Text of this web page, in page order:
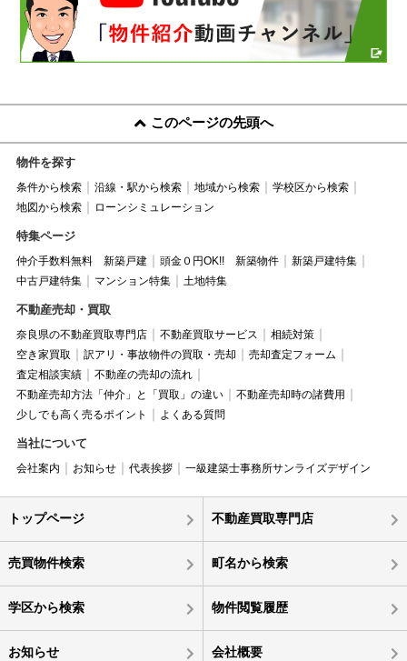
このページの先頭へ
物件を探す
条件から検索 沿線・駅から検索 地域から検索
学校区から検索
地図から検索
ローンシミュレーション
特集ページ
仲介手数料無料 新築戸建 頭金０円OK!! 新築物件
新築戸建特集
中古戸建特集
マンション特集 土地特集
不動産売却・買取
奈良県の不動産買取専門店 不動産買取サービス
相続対策
空き家買取
訳アリ・事故物件の買取・売却
売却査定フォーム
査定相談実績
不動産の売却の流れ
不動産売却方法「仲介」と「買取」の違い
不動産売却時の諸費用
少しでも高く売るポイント
よくある質問
当社について
会社案内 お知らせ 代表挨拶 一級建築士事務所サンライズデザイン
トップページ 不動産買取専門店
売買物件検索 町名から検索
学区から検索 物件閲覧履歴
お知らせ 会社概要